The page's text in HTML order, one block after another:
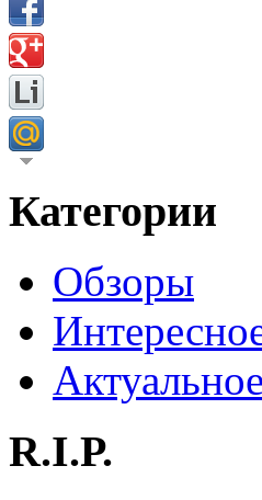
Категории
Обзоры
Актуальное
R.I.P.